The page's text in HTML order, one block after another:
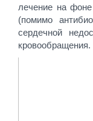
лечение на фоне
(помимо
сердечной
кровообращения.